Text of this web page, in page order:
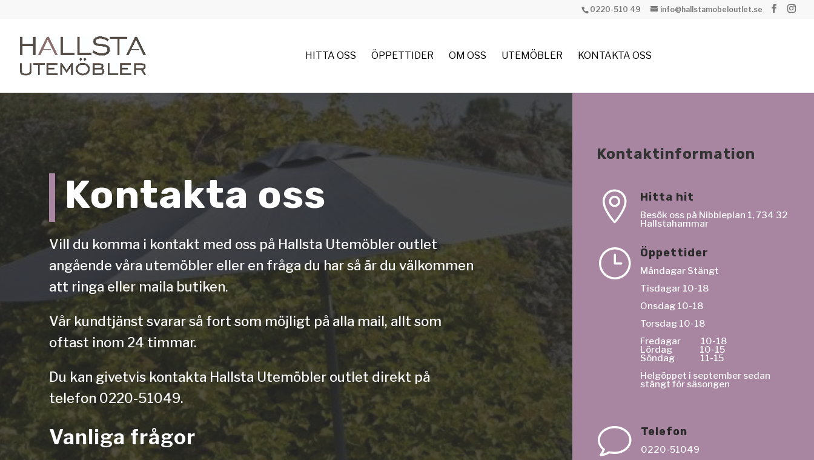
0220-510 49 info@hallstamobeloutlet.se
HITTA OSS ÖPPETTIDER OM OSS UTEMÖBLER KONTAKTA OSS
Kontakta oss
Vill du komma i kontakt med oss på Hallsta Utemöbler outlet
angående våra utemöbler eller en fråga du har så är du välkommen
att ringa eller maila butiken.
Vår kundtjänst svarar så fort som möjligt på alla mail, allt som
oftast inom 24 timmar.
Du kan givetvis kontakta Hallsta Utemöbler outlet direkt på
telefon 0220-51049.
Vanliga frågor
Kontaktinformation
 Hitta hit
Besök oss på Nibbleplan 1, 734 32
Hallstahammar
} Öppettider
Måndagar Stängt
Tisdagar 10-18
Onsdag 10-18
Torsdag 10-18
Fredagar 10-18
Lördag 10-15
Söndag 11-15
Helgöppet i september sedan
stängt för säsongen
v Telefon
0220-51049